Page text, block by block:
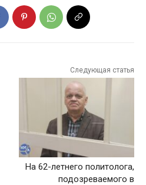
Следующая статья
На 62-летнего политолога,
подозреваемого в